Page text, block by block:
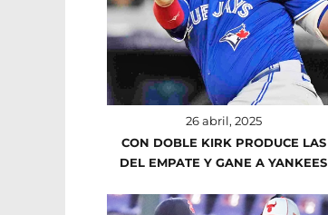
26 abril, 2025
CON DOBLE KIRK PRODUCE LAS
DEL EMPATE Y GANE A YANKEES